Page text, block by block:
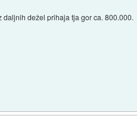
dežel prihaja tja gor ca. 800.000.